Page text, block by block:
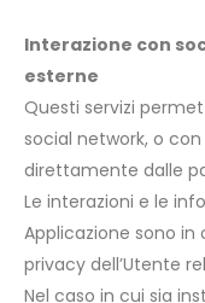
Interazione con
esterne
Questi servizi
social network, o
direttamente dalle
Le interazioni e le
Applicazione sono
privacy dell’Utente
Nel caso in cui sia